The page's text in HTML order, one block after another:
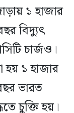
১ হাজার
বিদ্যুৎ
চার্জও।
হয় ১ হাজার
ভারত
চুক্তি হয়।